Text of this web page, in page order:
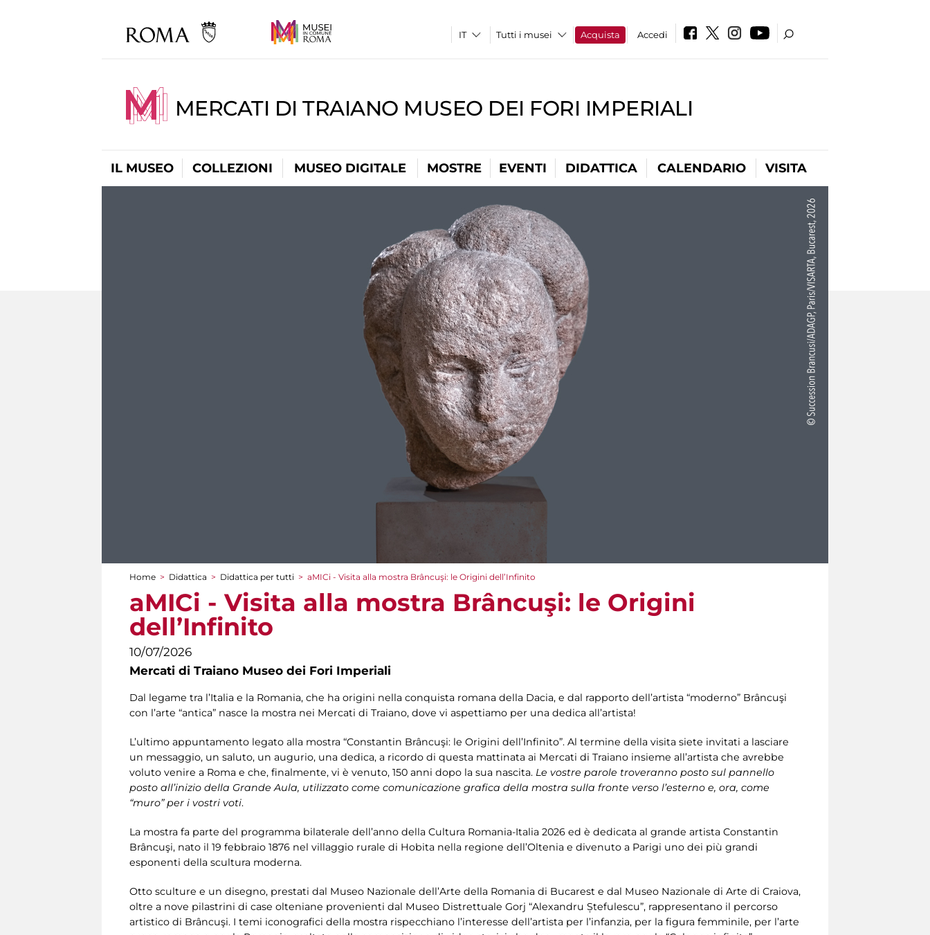
Tutti i musei Acquista Accedi
MERCATI DI TRAIANO MUSEO DEI FORI IMPERIALI
IL MUSEO COLLEZIONI MUSEO DIGITALE MOSTRE EVENTI DIDATTICA CALENDARIO VISITA
Tu sei qui
Home > Didattica > Didattica per tutti > aMICi - Visita alla mostra Brâncuşi: le Origini dell’Infinito
aMICi - Visita alla mostra Brâncuşi: le Origini
dell’Infinito
10/07/2026
Mercati di Traiano Museo dei Fori Imperiali
Dal legame tra l’Italia e la Romania, che ha origini nella conquista romana della Dacia, e dal rapporto dell’artista “moderno” Brâncuşi
con l’arte “antica” nasce la mostra nei Mercati di Traiano, dove vi aspettiamo per una dedica all’artista!
L’ultimo appuntamento legato alla mostra “Constantin Brâncuşi: le Origini dell’Infinito”. Al termine della visita siete invitati a lasciare
un messaggio, un saluto, un augurio, una dedica, a ricordo di questa mattinata ai Mercati di Traiano insieme all’artista che avrebbe
voluto venire a Roma e che, finalmente, vi è venuto, 150 anni dopo la sua nascita. Le vostre parole troveranno posto sul pannello
posto all’inizio della Grande Aula, utilizzato come comunicazione grafica della mostra sulla fronte verso l’esterno e, ora, come
“muro” per i vostri voti.
La mostra fa parte del programma bilaterale dell’anno della Cultura Romania-Italia 2026 ed è dedicata al grande artista Constantin
Brâncuşi, nato il 19 febbraio 1876 nel villaggio rurale di Hobita nella regione dell’Oltenia e divenuto a Parigi uno dei più grandi
esponenti della scultura moderna.
Otto sculture e un disegno, prestati dal Museo Nazionale dell’Arte della Romania di Bucarest e dal Museo Nazionale di Arte di Craiova,
oltre a nove pilastrini di case olteniane provenienti dal Museo Distrettuale Gorj “Alexandru Ștefulescu”, rappresentano il percorso
artistico di Brâncuşi. I temi iconografici della mostra rispecchiano l’interesse dell’artista per l’infanzia, per la figura femminile, per l’arte